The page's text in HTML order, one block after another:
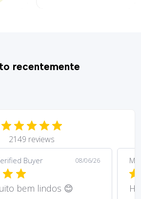
recentemente
2149 reviews
Buyer 08/06/26
bem lindos 😊